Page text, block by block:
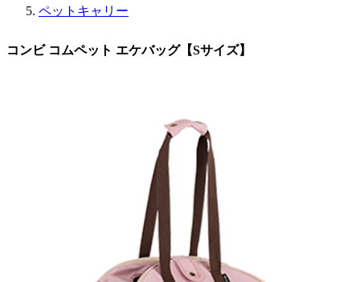
ペットキャリー
コンビ コムペット エケバッグ【Sサイズ】